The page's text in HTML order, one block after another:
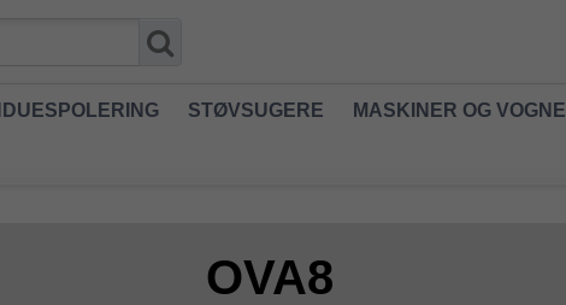
STØVSUGERE MASKINER OG VOGNE
OVA8